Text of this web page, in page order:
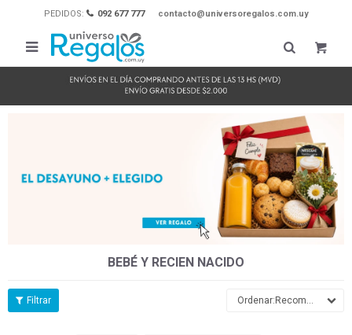
PEDIDOS: 092 677 777 contacto@universoregalos.com.uy

BEBÉ Y RECIEN NACIDO
Recomendados